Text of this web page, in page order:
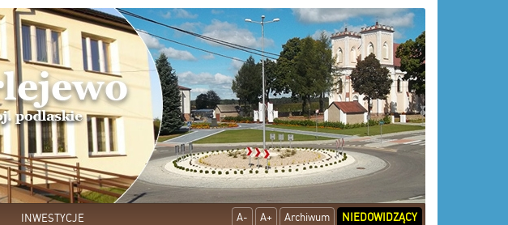
INWESTYCJE A- A+ Archiwum NIEDOWIDZĄCY